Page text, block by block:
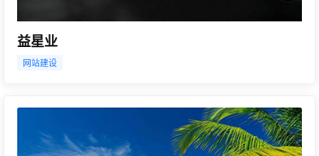
益星业
网站建设